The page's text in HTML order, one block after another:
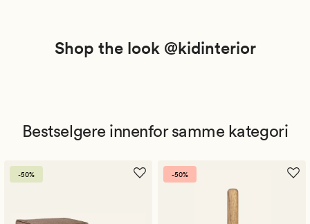
Shop the look @kidinterior
Bestselgere innenfor samme kategori
-50% -50%